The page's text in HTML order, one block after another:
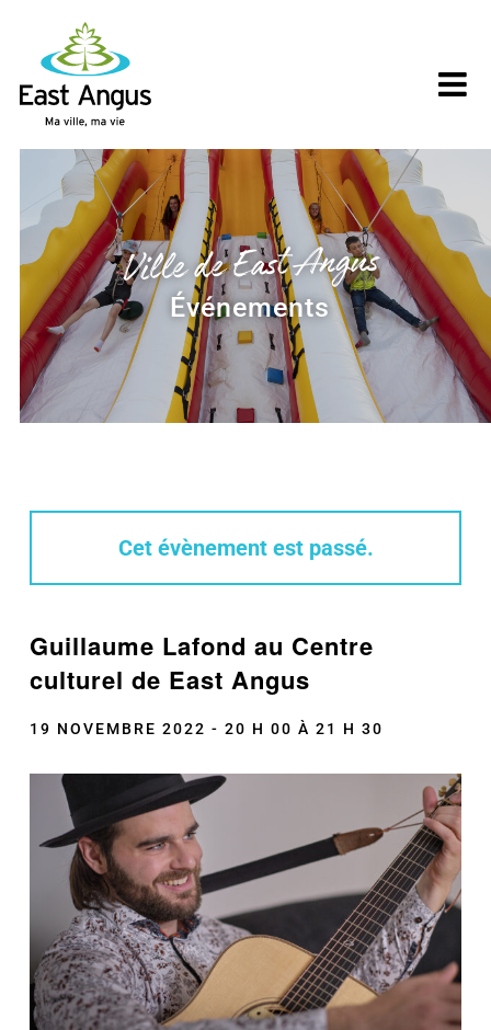
content
Ville de East Angus
Événements
Cet évènement est passé.
Guillaume Lafond au Centre
culturel de East Angus
19 NOVEMBRE 2022 - 20 H 00 À 21 H 30